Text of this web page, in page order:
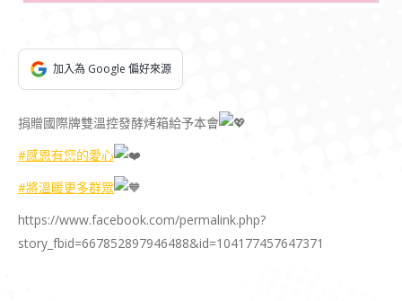
加入為 Google 偏好來源
捐贈國際牌雙溫控發酵烤箱給予本會
#感恩有您的愛心
#將溫暖更多群眾
https://www.facebook.com/permalink.php?
story_fbid=667852897946488&id=104177457647371